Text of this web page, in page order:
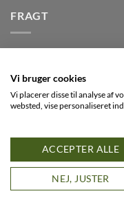
FRAGT
levering på alle ordre
Visa
Copyright
Vi bruger cookies
Vi placerer disse til analyse af
websted, vise personaliseret
ACCEPTER ALLE
NEJ, JUSTER